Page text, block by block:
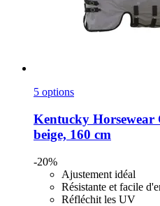
5 options
Kentucky Horsewear
beige, 160 cm
-20%
Ajustement idéal
Résistante et facile
Réfléchit les UV